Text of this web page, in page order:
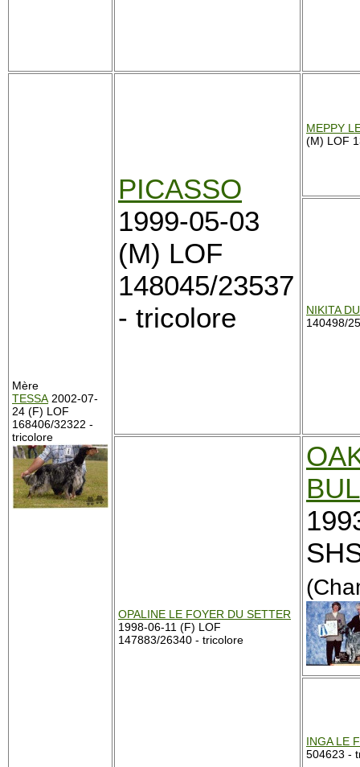
Mère
TESSA 2002-07-
24 (F) LOF
168406/32322 -
tricolore
PICASSO
1999-05-03
(M) LOF
148045/23537
- tricolore
MEPPY
(M) LOF
NIKITA
140498/
OPALINE LE FOYER DU SETTER
1998-06-11 (F) LOF
147883/26340 - tricolore
INGA LE
504623 -